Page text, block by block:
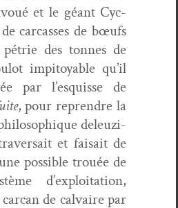
et le géant Cyc­
car­cass­es de bœufs
des tonnes de
impi­toy­able qu’il
par l’esquisse de
, pour repren­dre la
deleuzi­
et fai­sait de
pos­si­ble trouée de
d’exploitation,
de cal­vaire par